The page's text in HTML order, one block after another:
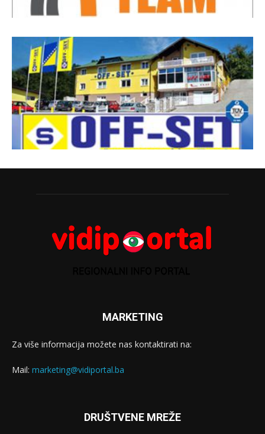
MARKETING
Za više informacija možete nas kontaktirati na:
Mail: marketing@vidiportal.ba
DRUŠTVENE MREŽE